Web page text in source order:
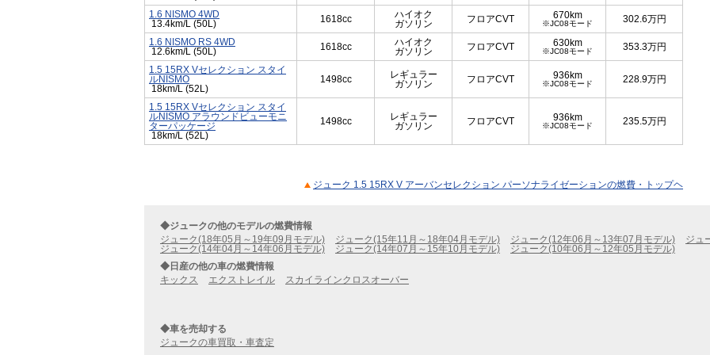
1.6 NISMO 4WD
13.4km/L (50L)
1618cc
ハイオク
ガソリン
フロアCVT 670km
※JC08モード 302.6万円
1.6 NISMO RS 4WD
12.6km/L (50L)
1618cc
ハイオク
ガソリン
フロアCVT 630km
※JC08モード 353.3万円
1.5 15RX Vセレクション スタイ
ルNISMO
18km/L (52L)
1498cc
レギュラー
ガソリン
フロアCVT 936km
※JC08モード 228.9万円
1.5 15RX Vセレクション スタイ
ルNISMO アラウンドビューモニ
ターパッケージ
18km/L (52L)
1498cc
レギュラー
ガソリン
フロアCVT 936km
※JC08モード 235.5万円
ジューク 1.5 15RX V アーバンセレクション パーソナライゼーションの燃費・トップヘ
◆ジュークの他のモデルの燃費情報
ジューク(18年05月～19年09月モデル)
ジューク(15年11月～18年04月モデル) ジューク(12年06月～13年07月モデル)
ジュ
ジューク(14年04月～14年06月モデル)
ジューク(14年07月～15年10月モデル)
ジューク(10年06月～12年05月モデル)
◆日産の他の車の燃費情報
キックス
エクストレイル スカイラインクロスオーバー
◆車を売却する
ジュークの車買取・車査定